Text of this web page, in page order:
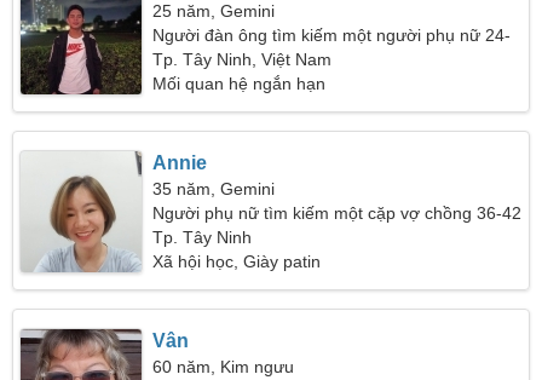
25 năm, Gemini
Người đàn ông tìm kiếm một người phụ nữ 24-
31
Tp. Tây Ninh, Việt Nam
Mối quan hệ ngắn hạn
Annie
35 năm, Gemini
Người phụ nữ tìm kiếm một cặp vợ chồng 36-42
Tp. Tây Ninh
Xã hội học, Giày patin
Vân
60 năm, Kim ngưu